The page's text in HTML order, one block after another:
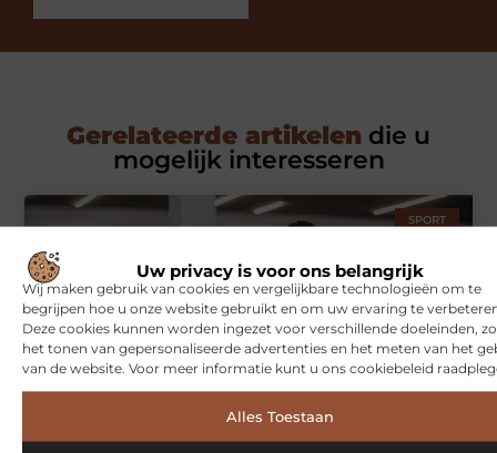
Uw privacy is voor ons belangrijk
Wij maken gebruik van cookies en vergelijkbare technologieën om te
begrijpen hoe u onze website gebruikt en om uw ervaring te
Deze cookies kunnen worden ingezet voor verschillende doeleinden,
het tonen van gepersonaliseerde advertenties en het meten van het
van de website. Voor meer informatie kunt u ons cookiebeleid
Alles Toestaan
Gerelateerde artikelen die u
mogelijk interesseren
SPORT
Symbiont360: Innovatieve EMS-training in Utrecht voor een
effectieve workout